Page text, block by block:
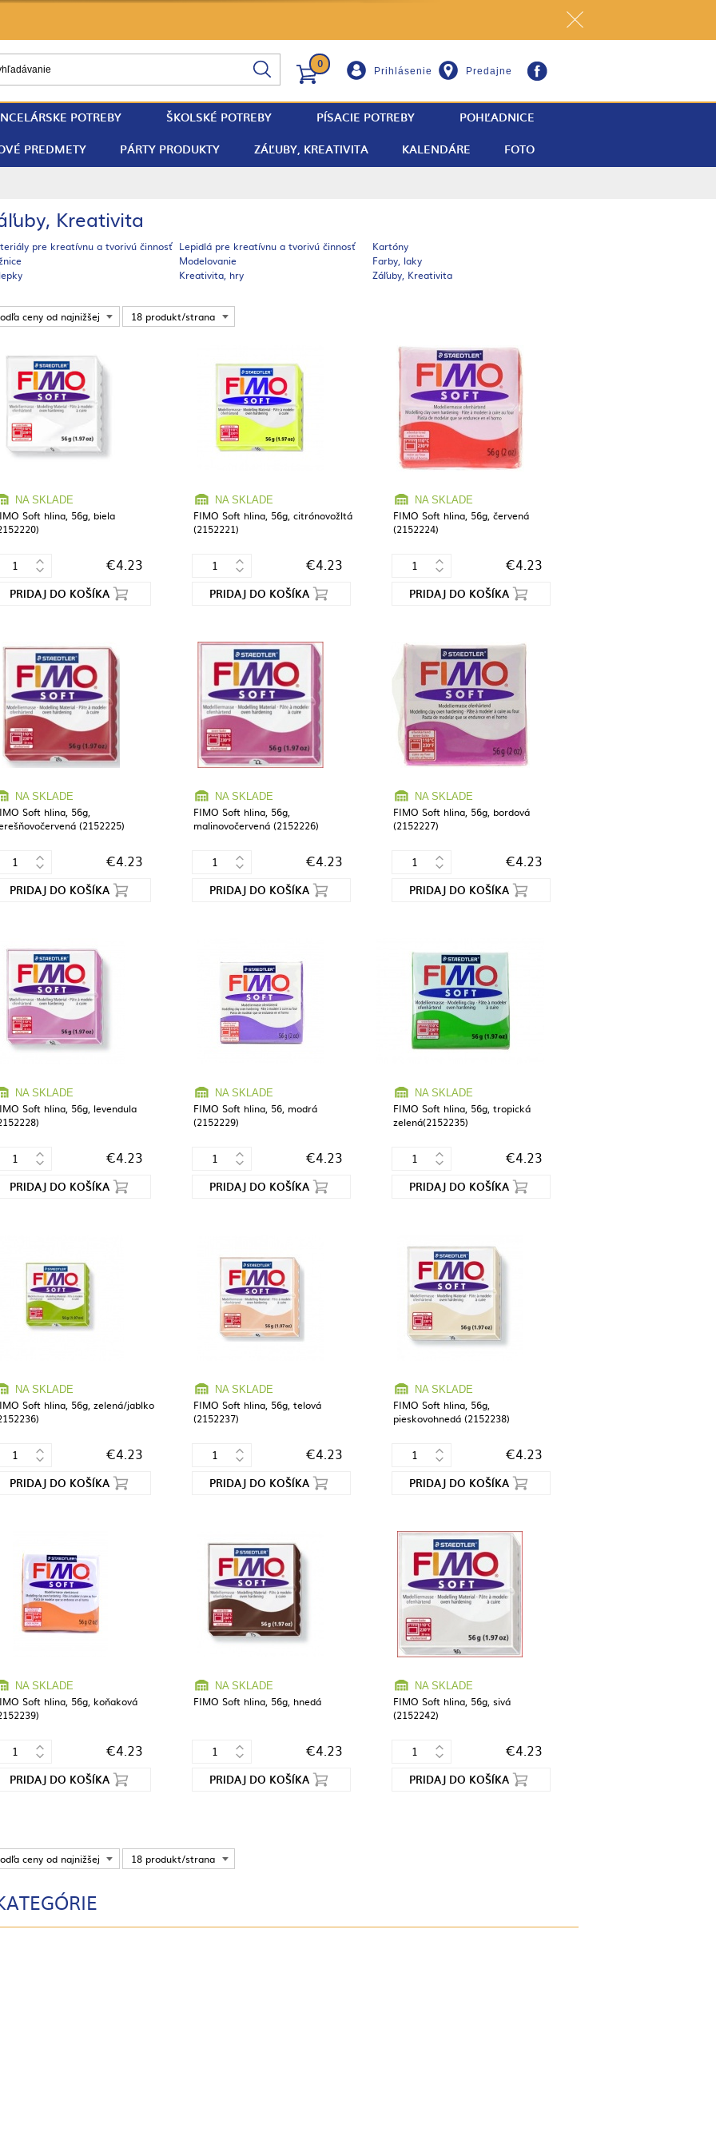
0
Prihlásenie Predajne
POTREBY ŠKOLSKÉ POTREBY PÍSACIE POTREBY
POHĽADNICE
PREDMETY
PÁRTY PRODUKTY ZÁĽUBY, KREATIVITA KALENDÁRE FOTO
Kreativita
pre kreatívnu a tvorivú činnosť Lepidlá pre kreatívnu a tvorivú činnosť
Kartóny
Modelovanie
Farby, laky
Kreativita, hry Záľuby, Kreativita
ceny od najnižšej 18 produkt/strana
NA SKLADE
Soft hlina, 56g, biela
€4.23
PRIDAJ DO KOŠÍKA
NA SKLADE
FIMO Soft hlina, 56g, citrónovožltá
(2152221)
€4.23
PRIDAJ DO KOŠÍKA
NA SKLADE
FIMO Soft hlina, 56g, červená
(2152224)
€4.23
PRIDAJ DO KOŠÍKA
NA SKLADE
Soft hlina, 56g,
(2152225)
€4.23
PRIDAJ DO KOŠÍKA
NA SKLADE
FIMO Soft hlina, 56g,
malinovočervená (2152226)
€4.23
PRIDAJ DO KOŠÍKA
NA SKLADE
FIMO Soft hlina, 56g, bordová
(2152227)
€4.23
PRIDAJ DO KOŠÍKA
NA SKLADE
Soft hlina, 56g, levendula
€4.23
PRIDAJ DO KOŠÍKA
NA SKLADE
FIMO Soft hlina, 56, modrá
(2152229)
€4.23
PRIDAJ DO KOŠÍKA
NA SKLADE
FIMO Soft hlina, 56g, tropická
zelená(2152235)
€4.23
PRIDAJ DO KOŠÍKA
NA SKLADE
Soft hlina, 56g, zelená/jablko
€4.23
PRIDAJ DO KOŠÍKA
NA SKLADE
FIMO Soft hlina, 56g, telová
(2152237)
€4.23
PRIDAJ DO KOŠÍKA
NA SKLADE
FIMO Soft hlina, 56g,
pieskovohnedá (2152238)
€4.23
PRIDAJ DO KOŠÍKA
NA SKLADE
Soft hlina, 56g, koňaková
€4.23
PRIDAJ DO KOŠÍKA
NA SKLADE
FIMO Soft hlina, 56g, hnedá
€4.23
PRIDAJ DO KOŠÍKA
NA SKLADE
FIMO Soft hlina, 56g, sivá
(2152242)
€4.23
PRIDAJ DO KOŠÍKA
ceny od najnižšej 18 produkt/strana